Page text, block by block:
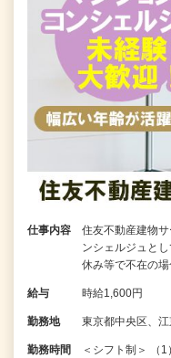
仕事内容
住友不動産建物
ンシェルジュと
休み等で不在の
給与 時給1,600円
勤務地 東京都中央区、
勤務時間
＜シフト制＞ （